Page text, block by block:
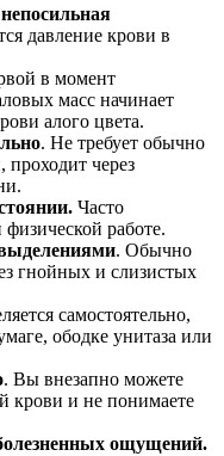
давление крови в
в момент
масс начинает
алого цвета.
. Не требует обычно
через
Часто
работе.
. Обычно
гнойных и слизистых
самостоятельно,
ободке унитаза или
. Вы внезапно можете
крови и не понимаете
ощущений.